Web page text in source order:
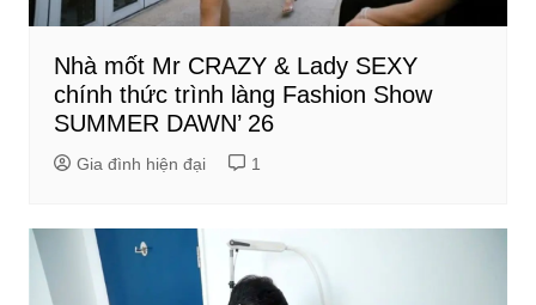
Nhà mốt Mr CRAZY & Lady SEXY
chính thức trình làng Fashion Show
SUMMER DAWN’ 26
Gia đình hiện đại 1